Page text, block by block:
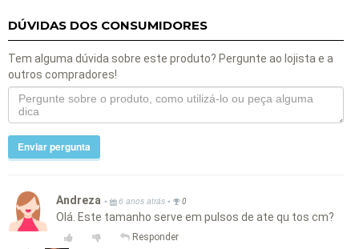
DÚVIDAS DOS CONSUMIDORES
Tem alguma dúvida sobre este produto? Pergunte ao lojista e a
outros compradores!
Enviar pergunta
Andreza • 6 anos atrás • 0
Olá. Este tamanho serve em pulsos de ate qu tos cm?
Responder